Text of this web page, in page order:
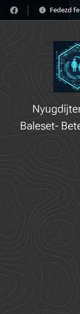
Fedezd
Baleset-
gyorsan,